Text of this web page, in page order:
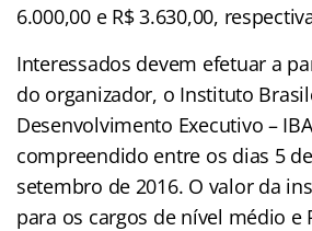
6.000,00 e R$ 3.630,00,
Interessados devem efetuar a
do organizador, o Instituto
Desenvolvimento Executivo –
compreendido entre os dias 5
setembro de 2016. O valor da
para os cargos de nível médio e